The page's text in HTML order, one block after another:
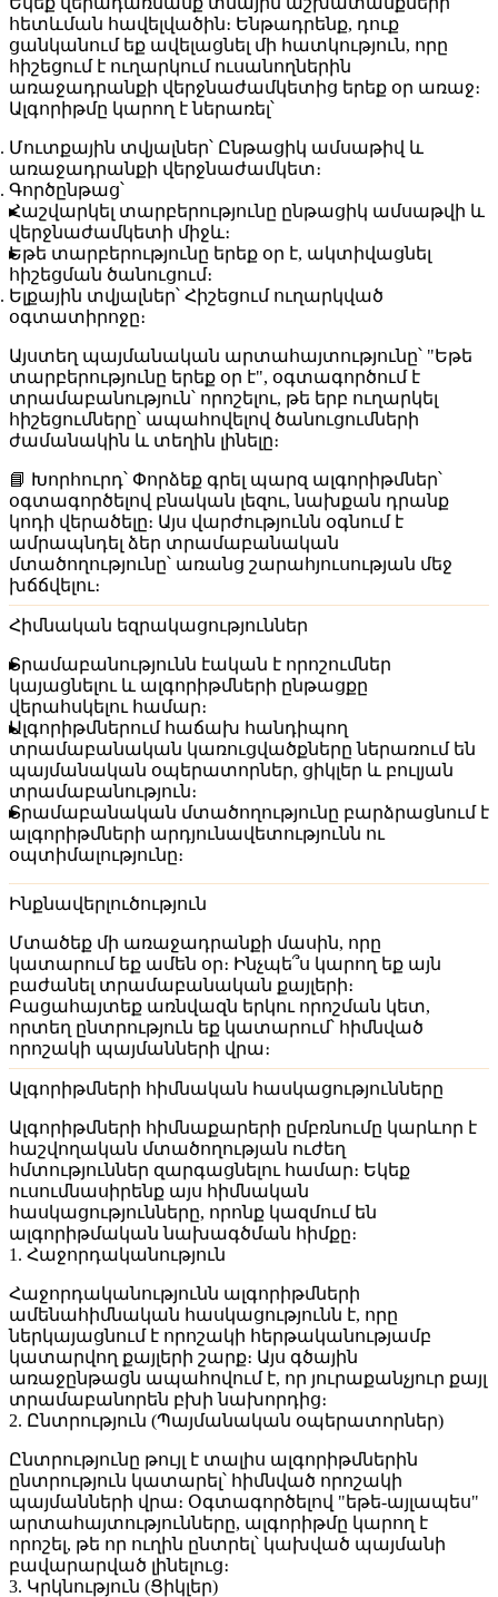
հետևման հավելվածին։ Ենթադրենք, դուք
ցանկանում եք ավելացնել մի հատկություն, որը
հիշեցում է ուղարկում ուսանողներին
առաջադրանքի վերջնաժամկետից երեք օր առաջ։
Ալգորիթմը կարող է ներառել՝
Մուտքային տվյալներ՝ Ընթացիկ ամսաթիվ և
առաջադրանքի վերջնաժամկետ։
Գործընթաց՝
Հաշվարկել տարբերությունը ընթացիկ ամսաթվի և
վերջնաժամկետի միջև։
Եթե տարբերությունը երեք օր է, ակտիվացնել
հիշեցման ծանուցում։
Ելքային տվյալներ՝ Հիշեցում ուղարկված
օգտատիրոջը։
Այստեղ պայմանական արտահայտությունը՝ "Եթե
տարբերությունը երեք օր է", օգտագործում է
տրամաբանություն՝ որոշելու, թե երբ ուղարկել
հիշեցումները՝ ապահովելով ծանուցումների
ժամանակին և տեղին լինելը։
📘 Խորհուրդ՝ Փորձեք գրել պարզ ալգորիթմներ՝
օգտագործելով բնական լեզու, նախքան դրանք
կոդի վերածելը։ Այս վարժությունն օգնում է
ամրապնդել ձեր տրամաբանական
մտածողությունը՝ առանց շարահյուսության մեջ
խճճվելու։
Հիմնական եզրակացություններ
Տրամաբանությունն էական է որոշումներ
կայացնելու և ալգորիթմների ընթացքը
վերահսկելու համար։
Ալգորիթմներում հաճախ հանդիպող
տրամաբանական կառուցվածքները ներառում են
պայմանական օպերատորներ, ցիկլեր և բուլյան
տրամաբանություն։
Տրամաբանական մտածողությունը բարձրացնում է
ալգորիթմների արդյունավետությունն ու
օպտիմալությունը։
Ինքնավերլուծություն
Մտածեք մի առաջադրանքի մասին, որը
կատարում եք ամեն օր։ Ինչպե՞ս կարող եք այն
բաժանել տրամաբանական քայլերի։
Բացահայտեք առնվազն երկու որոշման կետ,
որտեղ ընտրություն եք կատարում՝ հիմնված
որոշակի պայմանների վրա։
Ալգորիթմների հիմնական հասկացությունները
Ալգորիթմների հիմնաքարերի ըմբռնումը կարևոր է
հաշվողական մտածողության ուժեղ
հմտություններ զարգացնելու համար։ Եկեք
ուսումնասիրենք այս հիմնական
հասկացությունները, որոնք կազմում են
ալգորիթմական նախագծման հիմքը։
1. Հաջորդականություն
Հաջորդականությունն ալգորիթմների
ամենահիմնական հասկացությունն է, որը
ներկայացնում է որոշակի հերթականությամբ
կատարվող քայլերի շարք։ Այս գծային
առաջընթացն ապահովում է, որ յուրաքանչյուր քայլ
տրամաբանորեն բխի նախորդից։
2. Ընտրություն (Պայմանական օպերատորներ)
Ընտրությունը թույլ է տալիս ալգորիթմներին
ընտրություն կատարել՝ հիմնված որոշակի
պայմանների վրա։ Օգտագործելով "եթե-այլապես"
արտահայտությունները, ալգորիթմը կարող է
որոշել, թե որ ուղին ընտրել՝ կախված պայմանի
բավարարված լինելուց։
3. Կրկնություն (Ցիկլեր)